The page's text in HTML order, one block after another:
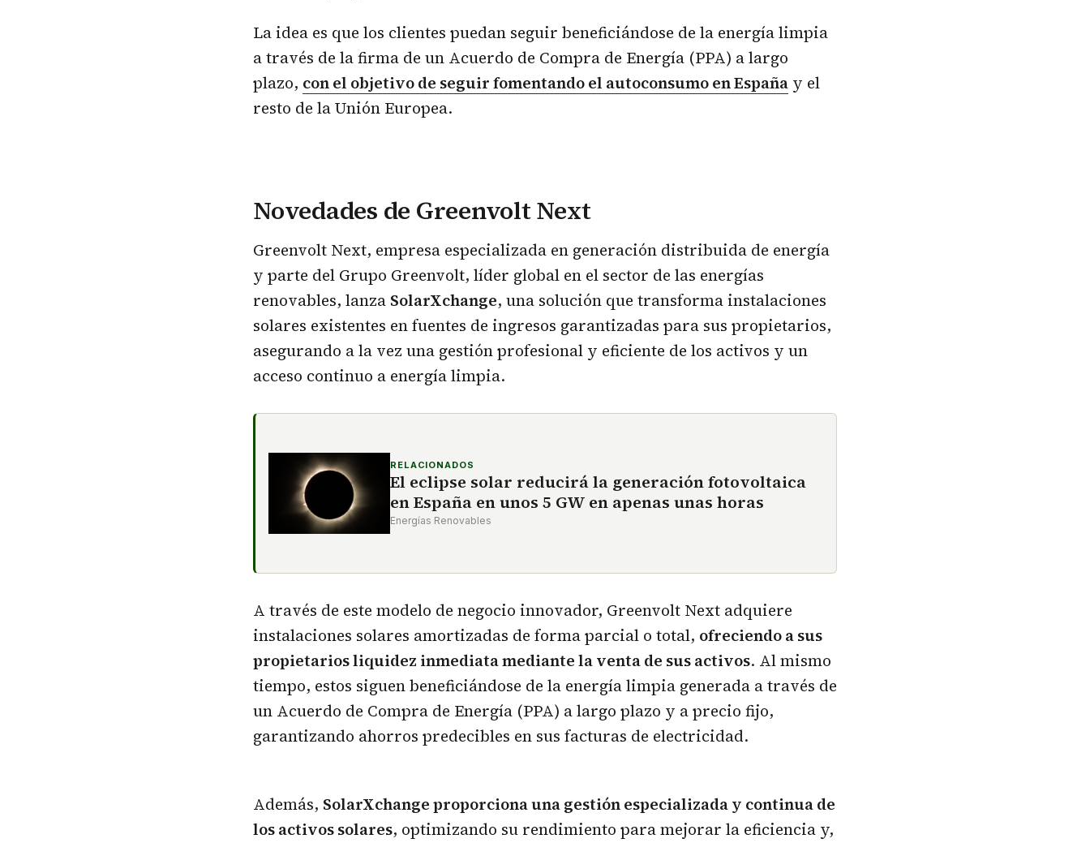
La idea es que los clientes puedan seguir beneficiándose de la energía limpia
a través de la firma de un Acuerdo de Compra de Energía (PPA) a largo
plazo, con el objetivo de seguir fomentando el autoconsumo en España y el
resto de la Unión Europea.
Novedades de Greenvolt Next
Greenvolt Next, empresa especializada en generación distribuida de energía
y parte del Grupo Greenvolt, líder global en el sector de las energías
renovables, lanza SolarXchange, una solución que transforma instalaciones
solares existentes en fuentes de ingresos garantizadas para sus propietarios,
asegurando a la vez una gestión profesional y eficiente de los activos y un
acceso continuo a energía limpia.
RELACIONADOS
El eclipse solar reducirá la generación fotovoltaica
en España en unos 5 GW en apenas unas horas
Energías Renovables
A través de este modelo de negocio innovador, Greenvolt Next adquiere
instalaciones solares amortizadas de forma parcial o total, ofreciendo a sus
propietarios liquidez inmediata mediante la venta de sus activos. Al mismo
tiempo, estos siguen beneficiándose de la energía limpia generada a través de
un Acuerdo de Compra de Energía (PPA) a largo plazo y a precio fijo,
garantizando ahorros predecibles en sus facturas de electricidad.
Además, SolarXchange proporciona una gestión especializada y continua de
los activos solares, optimizando su rendimiento para mejorar la eficiencia y,